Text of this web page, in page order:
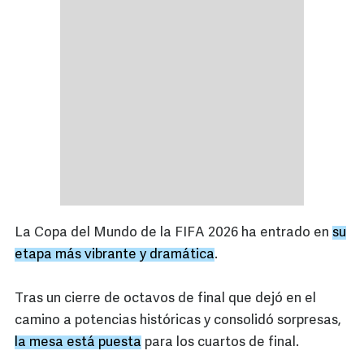
La Copa del Mundo de la FIFA 2026 ha entrado en su
etapa más vibrante y dramática.
Tras un cierre de octavos de final que dejó en el
camino a potencias históricas y consolidó sorpresas,
la mesa está puesta para los cuartos de final.